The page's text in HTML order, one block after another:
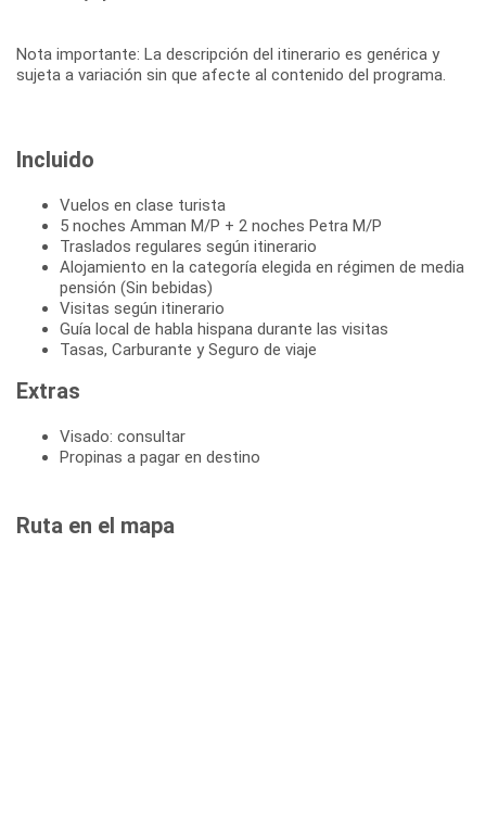
Nota importante: La descripción del itinerario es genérica y
sujeta a variación sin que afecte al contenido del programa.
Incluido
Vuelos en clase turista
5 noches Amman M/P + 2 noches Petra M/P
Traslados regulares según itinerario
Alojamiento en la categoría elegida en régimen de media
pensión (Sin bebidas)
Visitas según itinerario
Guía local de habla hispana durante las visitas
Tasas, Carburante y Seguro de viaje
Extras
Visado: consultar
Propinas a pagar en destino
Ruta en el mapa